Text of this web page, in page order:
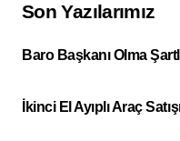
Son Yazılarımız
Baro Başkanı Olma
İkinci El Ayıplı Araç